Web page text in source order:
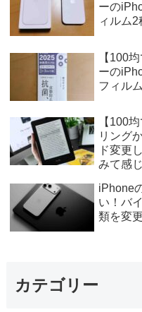
ーの
ィルム2
【100
ーの
フィル
【100
リング
ド変更
みて感
iPhone
い！バ
類を変
カテゴリー